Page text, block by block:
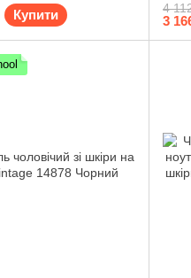
Купити 4
3